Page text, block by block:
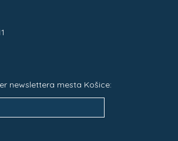
newslettera mesta Košice: